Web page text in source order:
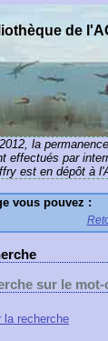
la
effectués par
est en dépôt à
vous pouvez :
sur le
la recherche
de